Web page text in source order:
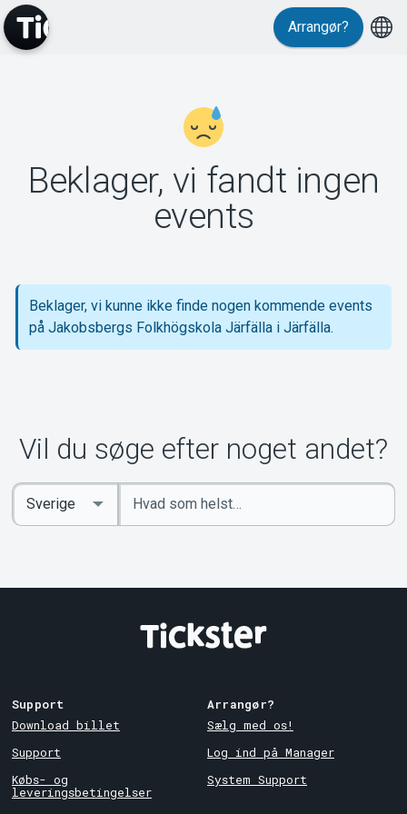
Support
Om Tickster
Arrangør?
Beklager, vi fandt ingen
events
Beklager, vi kunne ikke finde nogen kommende events
på Jakobsbergs Folkhögskola Järfälla i Järfälla.
Vil du søge efter noget andet?
Indtast
søgeord
Select
Country
Support
Download billet
Support
Købs- og
leveringsbetingelser
Arrangør?
Sælg med os!
Log ind på Manager
System Support